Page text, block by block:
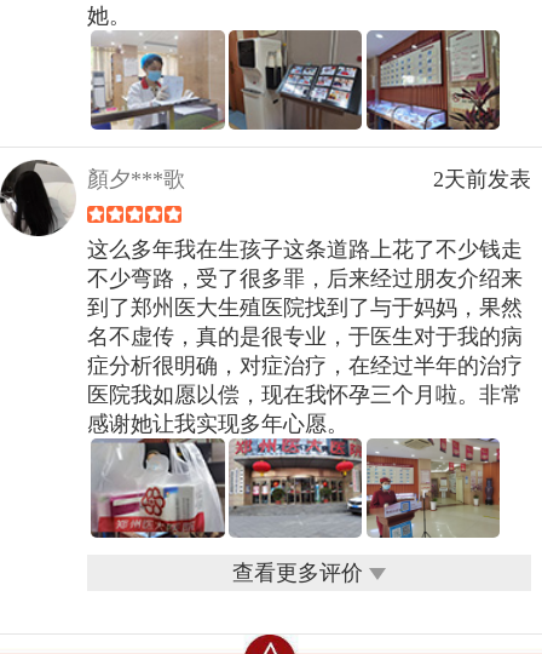
她。
顏夕***歌 2天前发表
这么多年我在生孩子这条道路上花了不少钱走
不少弯路，受了很多罪，后来经过朋友介绍来
到了郑州医大生殖医院找到了与于妈妈，果然
名不虚传，真的是很专业，于医生对于我的病
症分析很明确，对症治疗，在经过半年的治疗
医院我如愿以偿，现在我怀孕三个月啦。非常
感谢她让我实现多年心愿。
查看更多评价